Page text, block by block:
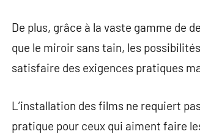
De plus, grâce à la vaste gamme de
que le miroir sans tain, les
satisfaire des exigences pratiques
L’installation des films ne requiert
pratique pour ceux qui aiment faire